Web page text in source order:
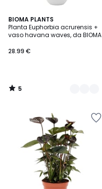
BIOMA PLANTS
Planta Euphorbia acrurensis +
vaso havana waves, da BIOMA
28.99 €
5
/
5
2
Cores
5
/